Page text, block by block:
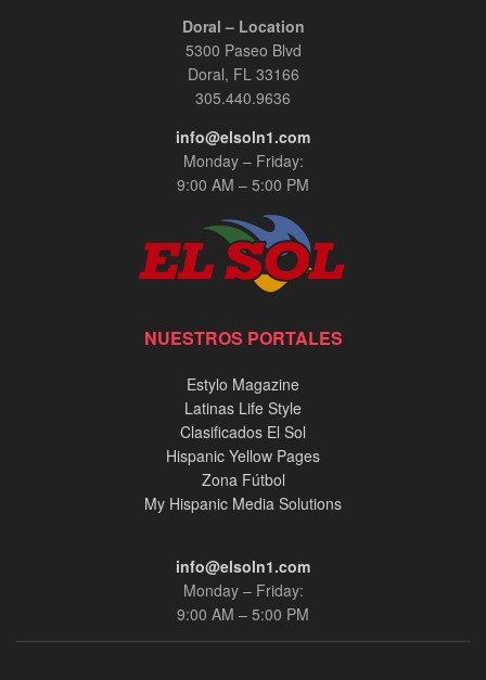
Doral – Location
5300 Paseo Blvd
Doral, FL 33166
305.440.9636
info@elsoln1.com
Monday – Friday:
9:00 AM – 5:00 PM
NUESTROS PORTALES
Estylo Magazine
Latinas Life Style
Clasificados El Sol
Hispanic Yellow Pages
Zona Fútbol
My Hispanic Media Solutions
info@elsoln1.com
Monday – Friday:
9:00 AM – 5:00 PM